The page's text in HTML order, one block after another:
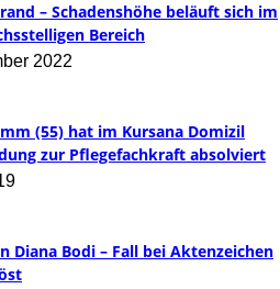
– Schadenshöhe beläuft sich im
Bereich
2022
(55) hat im Kursana Domizil
zur Pflegefachkraft absolviert
Diana Bodi – Fall bei Aktenzeichen